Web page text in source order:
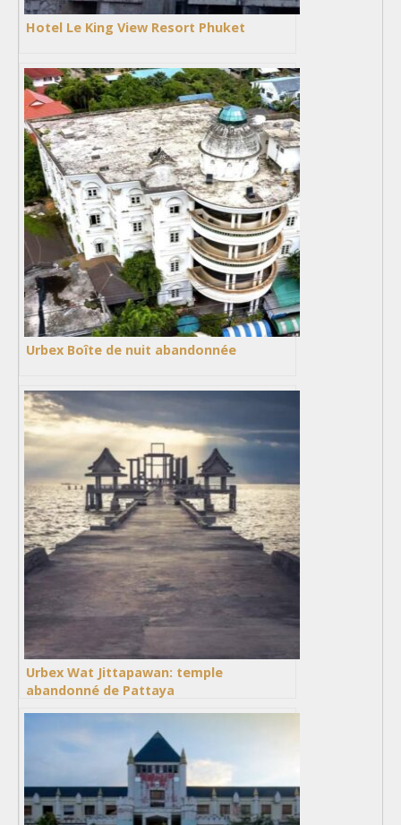
Hotel Le King View Resort Phuket
Urbex Boîte de nuit abandonnée
Urbex Wat Jittapawan: temple
abandonné de Pattaya